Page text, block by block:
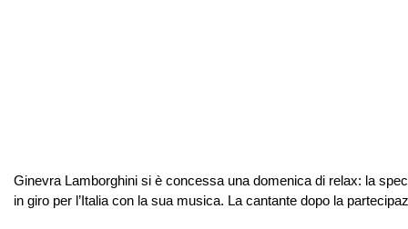
Ginevra Lamborghini si è concessa una domenica di relax: la
in giro per l’Italia con la sua musica. La cantante dopo la